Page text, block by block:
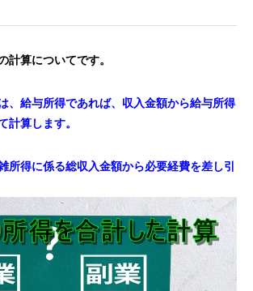
計算についてです。
、給与所得であれば、収入金額から給与所得
計算します。
所得に係る総収入金額から必要経費を差し引